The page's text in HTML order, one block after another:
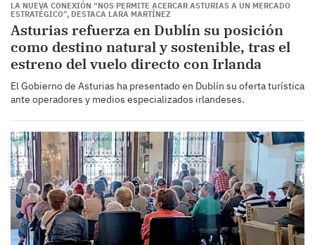
LA NUEVA CONEXIÓN “NOS PERMITE ACERCAR ASTURIAS A UN MERCADO
ESTRATÉGICO”, DESTACA LARA MARTÍNEZ
Asturias refuerza en Dublín su posición
como destino natural y sostenible, tras el
estreno del vuelo directo con Irlanda
El Gobierno de Asturias ha presentado en Dublín su oferta turística
ante operadores y medios especializados irlandeses.